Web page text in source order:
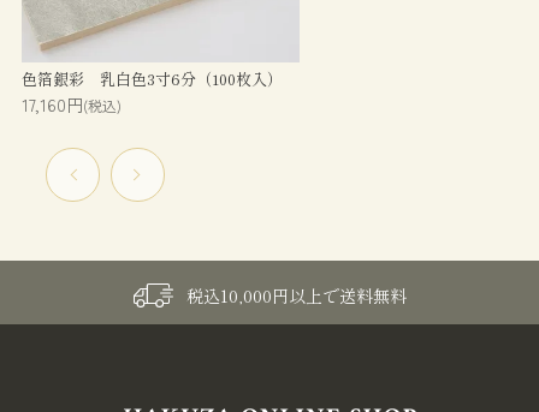
色箔銀彩 乳白色3寸6分（100枚入）
17,160円(税込)
税込10,000円以上で送料無料